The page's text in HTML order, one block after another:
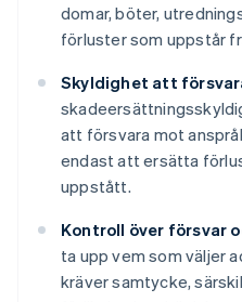
domar, böter,
förluster som uppstår
Skyldighet att
att försvara mot
endast att ersätta
uppstått.
Kontroll över försvar
ta upp vem som väljer
kräver samtycke,